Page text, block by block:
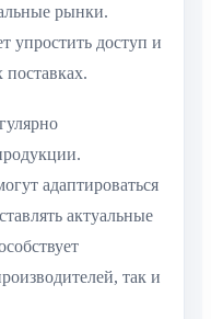
рынки.
упростить доступ и
адаптироваться
актуальные
так и